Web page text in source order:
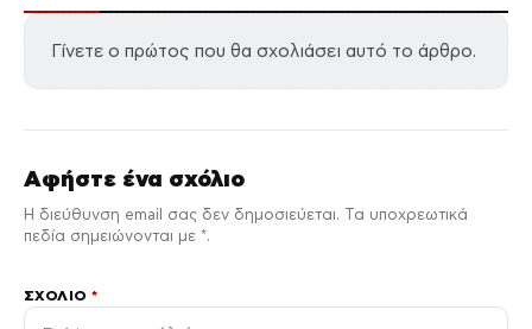
Γίνετε ο πρώτος που θα σχολιάσει αυτό το άρθρο.
Αφήστε ένα σχόλιο
Η διεύθυνση email σας δεν δημοσιεύεται. Τα υποχρεωτικά
πεδία σημειώνονται με *.
ΣΧΌΛΙΟ*